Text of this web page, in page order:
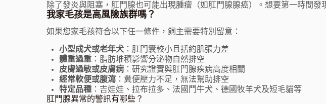
除了發炎與阻塞，肛門腺也可能出現腫瘤（如肛門腺腺癌）。想要第一時間
我家毛孩是高風險族群嗎？
如果您家毛孩符合以下任一條件，飼主需要特別留意：
小型成犬或老年犬 ：肛門囊較小且括約肌張力差
體重過重 ：脂肪堆積影響分泌物自然排空
皮膚過敏或皮膚病 ：研究證實與肛門腺疾病高度相關
經常軟便或腹瀉 ：糞便壓力不足，無法幫助排空
特定品種 ：吉娃娃、拉布拉多、法國鬥牛犬、德國牧羊犬及短毛貓等
肛門腺異常的警訊有哪些？